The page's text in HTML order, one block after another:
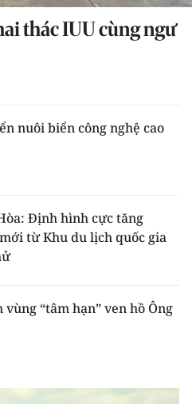
XÃ
thác IUU cùng ngư
nuôi biển công nghệ cao
Định hình cực tăng
từ Khu du lịch quốc gia
vùng “tâm hạn” ven hồ Ông